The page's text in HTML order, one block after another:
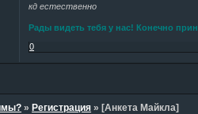
кд естественно
Рады видеть тебя у нас! Конечно
0
»Регистрация »[Анкета Майкла]